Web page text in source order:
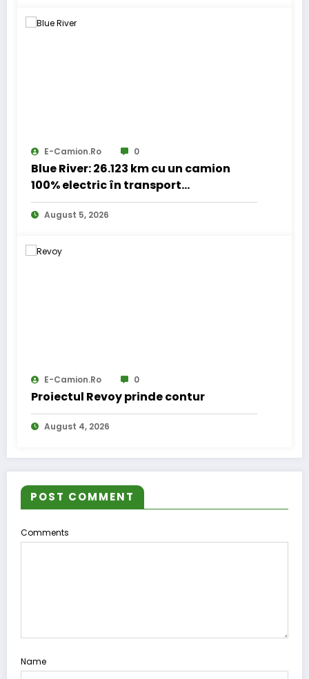
E-Camion.ro 0
Blue River: 26.123 km cu un camion
100% electric în transport
internațional
August 5, 2026
E-Camion.ro 0
Proiectul Revoy prinde contur
August 4, 2026
POST COMMENT
Comments
Name